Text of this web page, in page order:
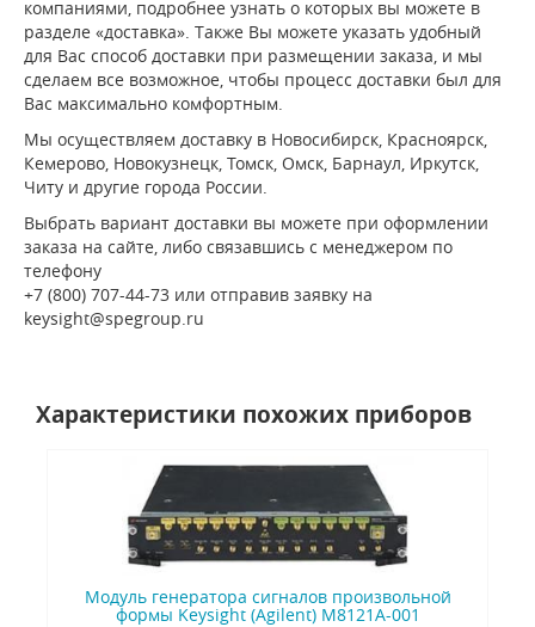
компаниями, подробнее узнать о которых вы можете в
разделе «доставка». Также Вы можете указать удобный
для Вас способ доставки при размещении заказа, и мы
сделаем все возможное, чтобы процесс доставки был для
Вас максимально комфортным.
Мы осуществляем доставку в Новосибирск, Красноярск,
Кемерово, Новокузнецк, Томск, Омск, Барнаул, Иркутск,
Читу и другие города России.
Выбрать вариант доставки вы можете при оформлении
заказа на сайте, либо связавшись с менеджером по
телефону
+7 (800) 707-44-73 или отправив заявку на
keysight@spegroup.ru
Характеристики похожих приборов
Модуль генератора сигналов произвольной
формы Keysight (Agilent) M8121A-001